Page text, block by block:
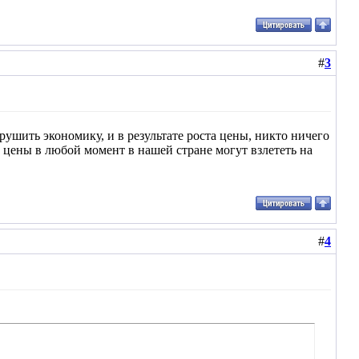
#3
экономику, и в результате роста цены, никто ничего
в любой момент в нашей стране могут взлететь на
#4